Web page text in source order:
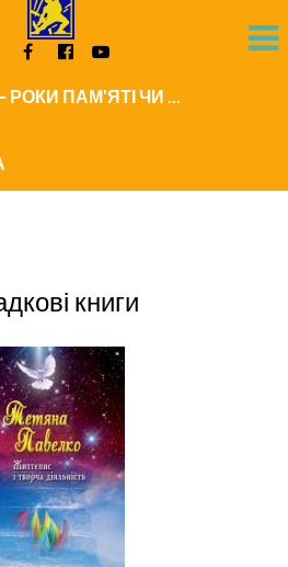
РОКИ ПАМ'ЯТІ ЧИ ...
книги